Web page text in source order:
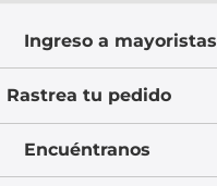
Ingreso a mayoristas
Rastrea tu pedido
Encuéntranos